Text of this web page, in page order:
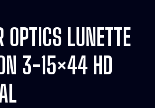
OPTICS LUNETTE
3-15×44 HD